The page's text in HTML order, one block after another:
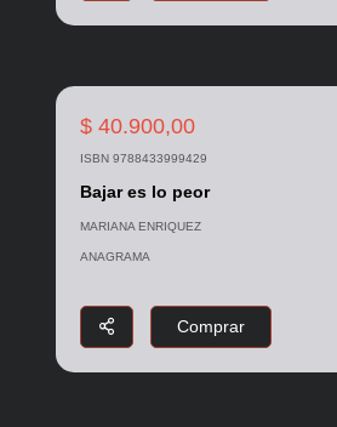
$ 40.900,00
ISBN 9788433999429
Bajar es lo peor
MARIANA ENRIQUEZ
ANAGRAMA
Comprar